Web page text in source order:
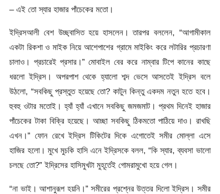
– এই তো স্যার হাজার পাঁচেকের মতো।
ইদ্রিসআলী বেশ উচ্ছ্বাসিত হয়ে হাসলেন। তারপর বললেন, “আগামীকাল
একটা রিকশা ও মাইক নিয়ে আশেপাশের গ্রামে মাইকিং করে লটারির প্রচারণা
চালাও। প্রচারেই প্রসার।” মোবাইল বের করে নাম্বার টিপে কানের কাছে
ধরলো ইদ্রিস। অপরপাশ থেকে হ্যালো শব্দ ভেসে আসতেই ইদ্রিস বলে
উঠলো, “সবকিছু প্রস্তুত হয়েছে তো? কাটুন কিন্তু একদম নতুন হতে হবে।
হুবহু ওটার মতোই। হ্যাঁ হ্যাঁ এখানে সবকিছু জমজমাট। প্রথম দিনেই হাজার
পাঁচেকের টাকা বিক্রি হয়েছে। আচ্ছা সবকিছু ঠিকমতো পাঠিয়ে দাও। রাখছি
এখন।” ফোন রেখে ইদ্রিস টিকিটের দিকে এগোতেই সমীর মোল্লা এসে
হাজির হলো। মুখে মুচকি হাসি এনে ইদ্রিসকে বলল, “কি স্যার, ব্যবসা ভালো
চলছে তো?” ইদ্রিসের হাসিমুখটা মুহূর্তেই গোমরামুখো হয়ে গেল।
“না ভাই। আশানুরূপ হয়নি।” সমীরের প্রশ্নের উত্তর দিলো ইদ্রিস। সমীর